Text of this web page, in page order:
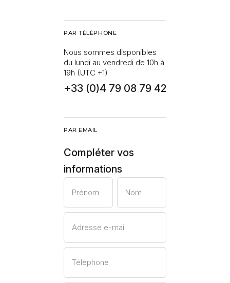
PAR TÉLÉPHONE
Nous sommes disponibles
du lundi au vendredi de 10h à
19h (UTC +1)
+33 (0)4 79 08 79 42
PAR EMAIL
Compléter vos
informations
Prénom Nom
Adresse e-mail
Téléphone